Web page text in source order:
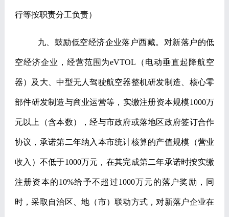
行等按职责分工负责）
九、鼓励低空经济企业落户西藏。 对新落户的低
空经济企业，经营范围为eVTOL （电动垂直起降航空
器）及大、中型无人驾驶航空器整机研发制造、核心零
部件研发制造与商业运营等，实缴注册资本规模1000万
元以上（含本数），经与市政府或落地区政府签订合作
协议，承诺第二年纳入本市统计核算的产值规模（营业
收入）不低于1000万元，在其完成第二年承诺时按实缴
注册资本的10%给予不超过1000万元的落户奖励，同
时，采取自治区、地（市）联动方式，对新落户企业在